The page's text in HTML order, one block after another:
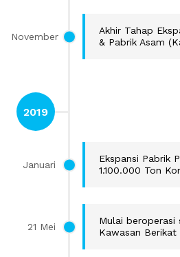
November
Akhir Tahap
& Pabrik Asam
2019
Januari
Ekspansi Pabrik
1.100.000 Ton
21 Mei
Mulai beroperasi
Kawasan Berikat